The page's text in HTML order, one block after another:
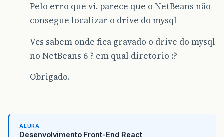
Pelo erro que vi. parece que o NetBeans não
consegue localizar o drive do mysql
Vcs sabem onde fica gravado o drive do mysql
no NetBeans 6 ? em qual diretorio :?
Obrigado.
ALURA
Desenvolvimento Front-End React